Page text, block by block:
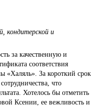
кондитерской и
за качественную и
соответствия
«Халяль». За короткий срок
что
Хотелось бы отметить
Ксении, ее вежливость и